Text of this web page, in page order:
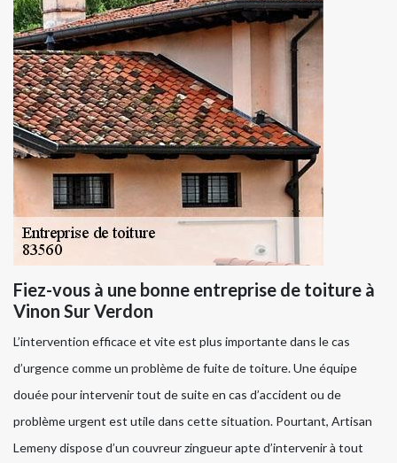
Fiez-vous à une bonne entreprise de toiture à
Vinon Sur Verdon
L’intervention efficace et vite est plus importante dans le cas
d’urgence comme un problème de fuite de toiture. Une équipe
douée pour intervenir tout de suite en cas d’accident ou de
problème urgent est utile dans cette situation. Pourtant, Artisan
Lemeny dispose d’un couvreur zingueur apte d’intervenir à tout